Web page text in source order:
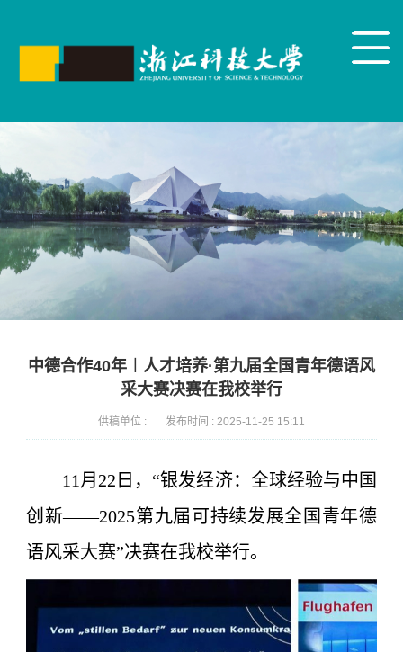
中德合作40年︱人才培养·第九届全国青年德语风
采大赛决赛在我校举行
供稿单位 : 发布时间 : 2025-11-25 15:11
11月22日，“银发经济：全球经验与中国
创新——2025第九届可持续发展全国青年德
语风采大赛”决赛在我校举行。